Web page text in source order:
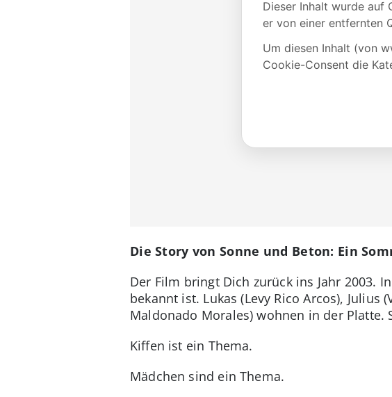
Die Story von Sonne und Beton: Ein
Der Film bringt Dich zurück ins Jahr 2003.
bekannt ist. Lukas (Levy Rico Arcos), Julius
Maldonado Morales) wohnen in der
Kiffen ist ein Thema.
Mädchen sind ein Thema.